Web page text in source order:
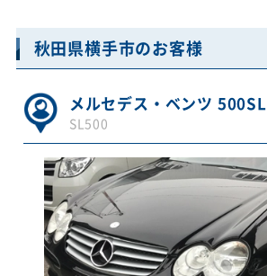
秋田県横手市のお客様
メルセデス・ベンツ 500SL
SL500